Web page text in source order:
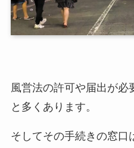
風営法の許可や届出が必
と多くあります。
そしてその手続きの窓口